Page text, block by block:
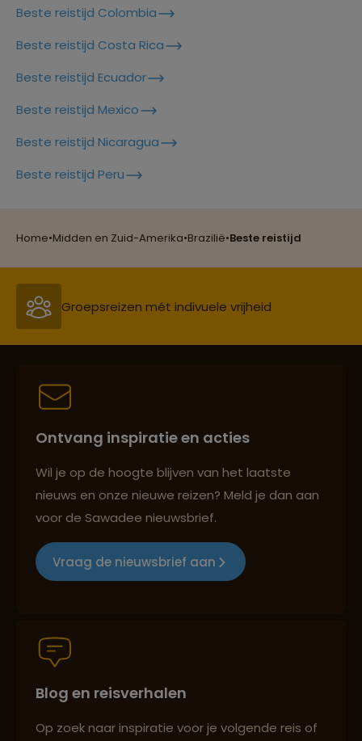
Home•Midden en Zuid-Amerika•Brazilië•Beste reistijd
Beste reistijd Colombia
Beste reistijd Costa Rica
Beste reistijd Ecuador
Beste reistijd Mexico
Beste reistijd Nicaragua
Beste reistijd Peru
Groepsreizen mét indivuele vrijheid
Persoonlijk en deskundig reisadvies
Reizen met oog voor mens, cultuur en milieu
Persoonlijk en deskundig reisadvies
Ontvang inspiratie en acties
Wil je op de hoogte blijven van het laatste
nieuws en onze nieuwe reizen? Meld je dan aan
voor de Sawadee nieuwsbrief.
Vraag de nieuwsbrief aan
Blog en reisverhalen
Op zoek naar inspiratie voor je volgende reis of